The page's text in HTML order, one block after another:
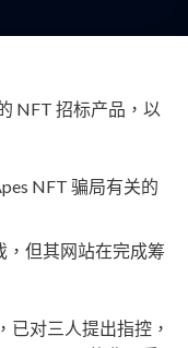
NFT 招标产品，以
NFT 骗局有关的
，但其网站在完成筹
已对三人提出指控，